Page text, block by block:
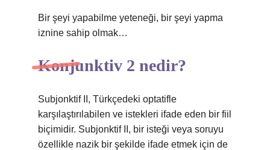
Bir şeyi yapabilme yeteneği, bir şeyi yapma
iznine sahip olmak…
Konjunktiv 2 nedir?
Subjonktif II, Türkçedeki optatifle
karşılaştırılabilen ve istekleri ifade eden bir fiil
biçimidir. Subjonktif II, bir isteği veya soruyu
özellikle nazik bir şekilde ifade etmek için de